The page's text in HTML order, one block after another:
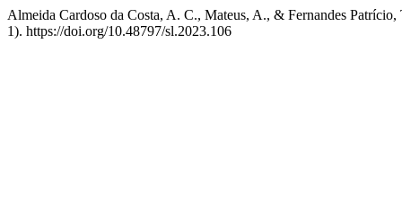
Almeida Cardoso da Costa, A. C., Mateus, A., & Fernandes
1). https://doi.org/10.48797/sl.2023.106